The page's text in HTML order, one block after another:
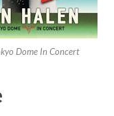
Dome In Concert